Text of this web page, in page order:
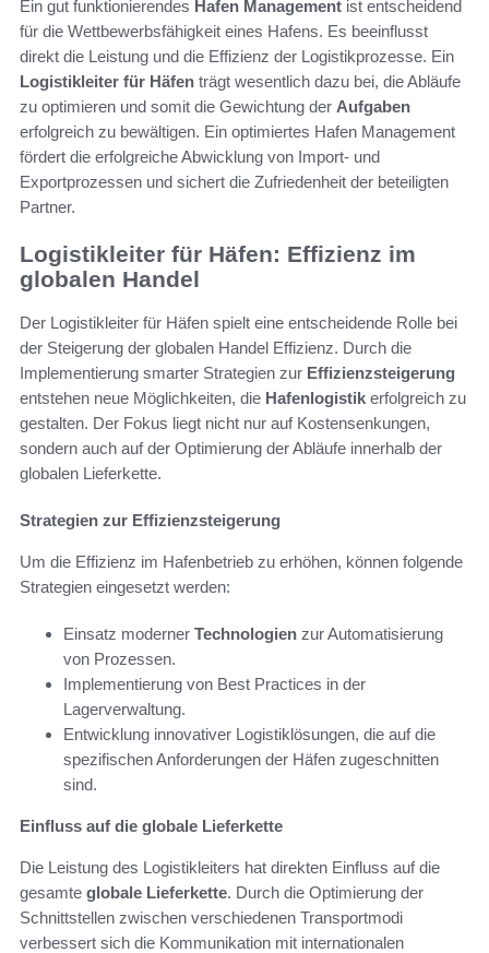
Ein gut funktionierendes Hafen Management ist entscheidend
für die Wettbewerbsfähigkeit eines Hafens. Es beeinflusst
direkt die Leistung und die Effizienz der Logistikprozesse. Ein
Logistikleiter für Häfen trägt wesentlich dazu bei, die Abläufe
zu optimieren und somit die Gewichtung der Aufgaben
erfolgreich zu bewältigen. Ein optimiertes Hafen Management
fördert die erfolgreiche Abwicklung von Import- und
Exportprozessen und sichert die Zufriedenheit der beteiligten
Partner.
Logistikleiter für Häfen: Effizienz im
globalen Handel
Der Logistikleiter für Häfen spielt eine entscheidende Rolle bei
der Steigerung der globalen Handel Effizienz. Durch die
Implementierung smarter Strategien zur Effizienzsteigerung
entstehen neue Möglichkeiten, die Hafenlogistik erfolgreich zu
gestalten. Der Fokus liegt nicht nur auf Kostensenkungen,
sondern auch auf der Optimierung der Abläufe innerhalb der
globalen Lieferkette.
Strategien zur Effizienzsteigerung
Um die Effizienz im Hafenbetrieb zu erhöhen, können folgende
Strategien eingesetzt werden:
Einsatz moderner Technologien zur Automatisierung
von Prozessen.
Implementierung von Best Practices in der
Lagerverwaltung.
Entwicklung innovativer Logistiklösungen, die auf die
spezifischen Anforderungen der Häfen zugeschnitten
sind.
Einfluss auf die globale Lieferkette
Die Leistung des Logistikleiters hat direkten Einfluss auf die
gesamte globale Lieferkette. Durch die Optimierung der
Schnittstellen zwischen verschiedenen Transportmodi
verbessert sich die Kommunikation mit internationalen